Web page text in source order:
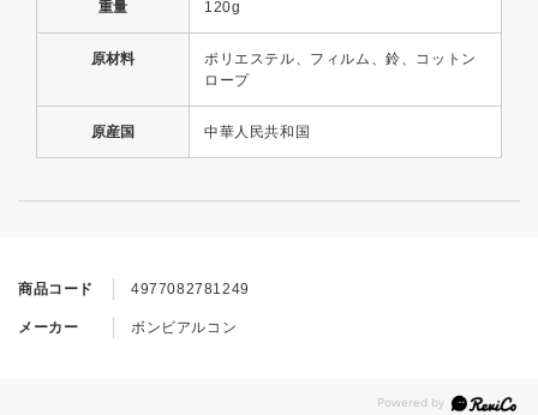
商品コード 4977082781249
メーカー ボンビアルコン
重量 120g
原材料
ポリエステル、フィルム、鈴、コットン
ロープ
原産国 中華人民共和国